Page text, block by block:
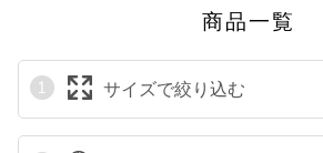
商品一覧
サイズで絞り込む
在庫なし商品を表示し
予約商品 予約商品のみ